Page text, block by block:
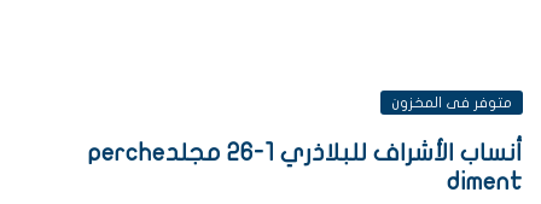
متوفر فى المخزون
أنساب الأشراف للبلاذري 1-26 مجلدperche
diment